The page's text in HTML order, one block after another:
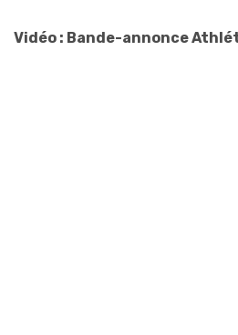
Vidéo : Bande-annonce